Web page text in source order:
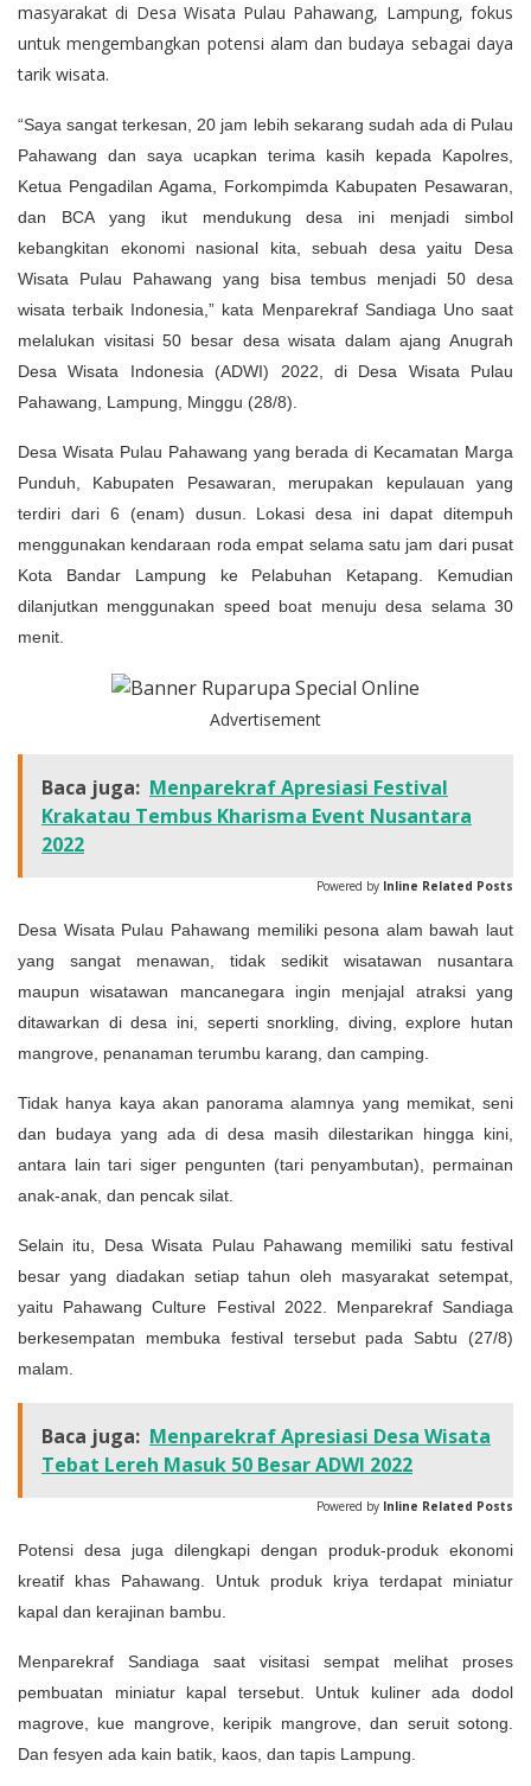
masyarakat di Desa Wisata Pulau Pahawang, Lampung, fokus
untuk mengembangkan potensi alam dan budaya sebagai daya
tarik wisata.
“Saya sangat terkesan, 20 jam lebih sekarang sudah ada di Pulau
Pahawang dan saya ucapkan terima kasih kepada Kapolres,
Ketua Pengadilan Agama, Forkompimda Kabupaten Pesawaran,
dan BCA yang ikut mendukung desa ini menjadi simbol
kebangkitan ekonomi nasional kita, sebuah desa yaitu Desa
Wisata Pulau Pahawang yang bisa tembus menjadi 50 desa
wisata terbaik Indonesia,” kata Menparekraf Sandiaga Uno saat
melalukan visitasi 50 besar desa wisata dalam ajang Anugrah
Desa Wisata Indonesia (ADWI) 2022, di Desa Wisata Pulau
Pahawang, Lampung, Minggu (28/8).
Desa Wisata Pulau Pahawang yang berada di Kecamatan Marga
Punduh, Kabupaten Pesawaran, merupakan kepulauan yang
terdiri dari 6 (enam) dusun. Lokasi desa ini dapat ditempuh
menggunakan kendaraan roda empat selama satu jam dari pusat
Kota Bandar Lampung ke Pelabuhan Ketapang. Kemudian
dilanjutkan menggunakan speed boat menuju desa selama 30
menit.
Advertisement
Baca juga: Menparekraf Apresiasi Festival
Krakatau Tembus Kharisma Event Nusantara
2022
Powered by Inline Related Posts
Desa Wisata Pulau Pahawang memiliki pesona alam bawah laut
yang sangat menawan, tidak sedikit wisatawan nusantara
maupun wisatawan mancanegara ingin menjajal atraksi yang
ditawarkan di desa ini, seperti snorkling, diving, explore hutan
mangrove, penanaman terumbu karang, dan camping.
Tidak hanya kaya akan panorama alamnya yang memikat, seni
dan budaya yang ada di desa masih dilestarikan hingga kini,
antara lain tari siger pengunten (tari penyambutan), permainan
anak-anak, dan pencak silat.
Selain itu, Desa Wisata Pulau Pahawang memiliki satu festival
besar yang diadakan setiap tahun oleh masyarakat setempat,
yaitu Pahawang Culture Festival 2022. Menparekraf Sandiaga
berkesempatan membuka festival tersebut pada Sabtu (27/8)
malam.
Baca juga: Menparekraf Apresiasi Desa Wisata
Tebat Lereh Masuk 50 Besar ADWI 2022
Powered by Inline Related Posts
Potensi desa juga dilengkapi dengan produk-produk ekonomi
kreatif khas Pahawang. Untuk produk kriya terdapat miniatur
kapal dan kerajinan bambu.
Menparekraf Sandiaga saat visitasi sempat melihat proses
pembuatan miniatur kapal tersebut. Untuk kuliner ada dodol
magrove, kue mangrove, keripik mangrove, dan seruit sotong.
Dan fesyen ada kain batik, kaos, dan tapis Lampung.